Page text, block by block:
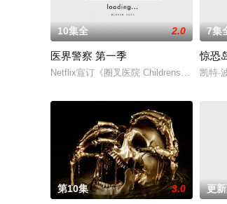
10集全 2.0
医界警察 第一季
Netflix宣订《圈叉医院 Childrens Hospital
7集
惊恐
凯特·
第10集 3.0 更